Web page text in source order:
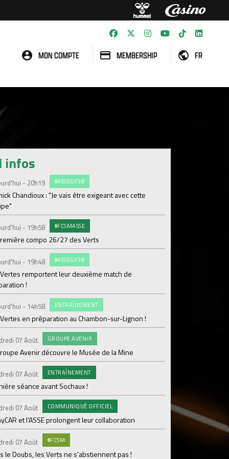
MON COMPTE MEMBERSHIP FR
infos
- 20h19 #ASSEGF38
Chandioux : "Je vais être exigeant avec cette
- 19h58 #FCSMASSE
compo 26/27 des Verts
- 19h48 #ASSEGF38
remportent leur deuxième match de
!
- 14h58 ENTRAÎNEMENT
en préparation au Chambon-sur-Lignon !
07 Août GROUPE AVENIR
Avenir découvre le Musée de la Mine
07 Août ENTRAÎNEMENT
séance avant Sochaux !
07 Août COMMUNIQUÉ OFFICIEL
et l'ASSE prolongent leur collaboration
07 Août #FCSM
le Doubs, les Verts ne s'abstiennent pas !
Mardi 04 Août
Dans les coulisses